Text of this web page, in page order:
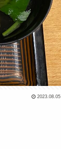
2023.08.05